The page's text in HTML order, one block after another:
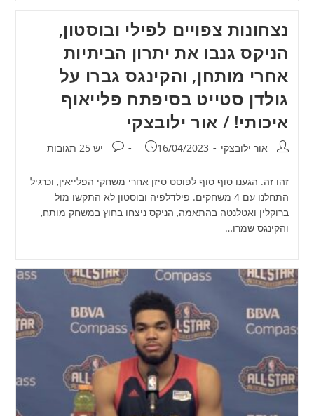
נצחונות צפויים לפילי ובוסטון,
הניקס גנבו את יתרון הביתיות
אחרי מותחן, והקינגס גברו על
גולדן סטייט בסיפתח פלייאוף
איכותי! / אור ילובצקי
מחבר:אור ילובצקי פורסם:
16/04/2023 תגובות:
יש 25 תגובות
זהו זה. הגענו סוף סוף לפוסט סיזן אחרי משחקי הפלייאין, וכרגיל
התחלנו עם 4 משחקים. פילדלפיה ובוסטון לא התקשו מול
ברוקלין ואטלנטה בהתאמה, הניקס ניצחו בחוץ במשחק מותח,
והקינגס שמרו…